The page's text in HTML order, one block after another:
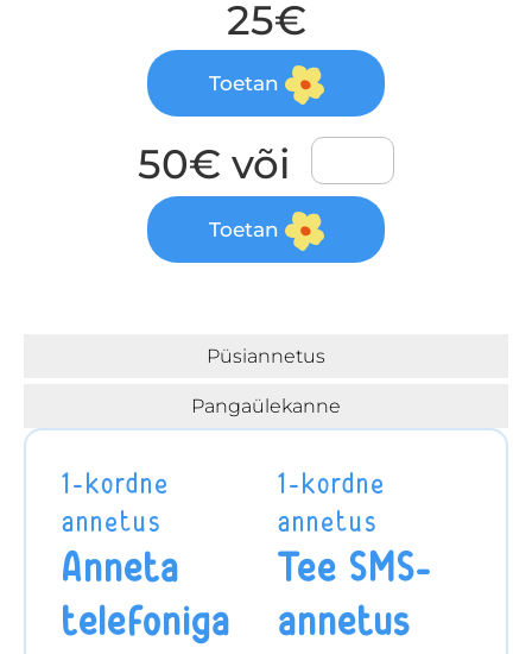
Püsiannetus
Pangaülekanne
25€
Toetan
50€ või
Toetan
1-kordne
annetus
Anneta
telefoniga
1-kordne
annetus
Tee SMS-
annetus